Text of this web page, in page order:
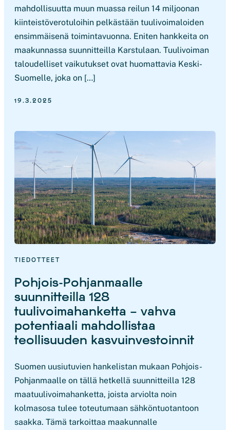
mahdollisuutta muun muassa reilun 14 miljoonan
kiinteistöverotuloihin pelkästään tuulivoimaloiden
ensimmäisenä toimintavuonna. Eniten hankkeita on
maakunnassa suunnitteilla Karstulaan. Tuulivoiman
taloudelliset vaikutukset ovat huomattavia Keski-
Suomelle, joka on […]
19.3.2025
TIEDOTTEET
Pohjois-Pohjanmaalle
suunnitteilla 128
tuulivoimahanketta – vahva
potentiaali mahdollistaa
teollisuuden kasvuinvestoinnit
Suomen uusiutuvien hankelistan mukaan Pohjois-
Pohjanmaalle on tällä hetkellä suunnitteilla 128
maatuulivoimahanketta, joista arviolta noin
kolmasosa tulee toteutumaan sähköntuotantoon
saakka. Tämä tarkoittaa maakunnalle